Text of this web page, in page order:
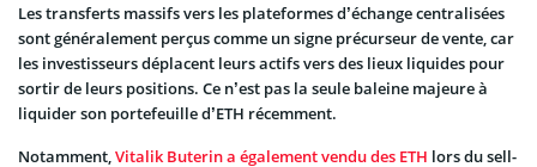
Les transferts massifs vers les plateformes d’échange centralisées
sont généralement perçus comme un signe précurseur de vente, car
les investisseurs déplacent leurs actifs vers des lieux liquides pour
sortir de leurs positions. Ce n’est pas la seule baleine majeure à
liquider son portefeuille d’ETH récemment.
Notamment,Vitalik Buterin a également vendu des ETH lors du sell-